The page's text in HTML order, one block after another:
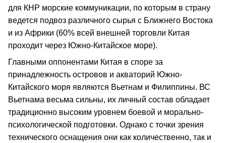
для КНР морские коммуникации, по которым в страну
ведется подвоз различного сырья с Ближнего Востока
и из Африки (60% всей внешней торговли Китая
проходит через Южно-Китайское море).
Главными оппонентами Китая в споре за
принадлежность островов и акваторий Южно-
Китайского моря являются Вьетнам и Филиппины. ВС
Вьетнама весьма сильны, их личный состав обладает
традиционно высоким уровнем боевой и морально-
психологической подготовки. Однако с точки зрения
технического оснащения они как количественно, так и